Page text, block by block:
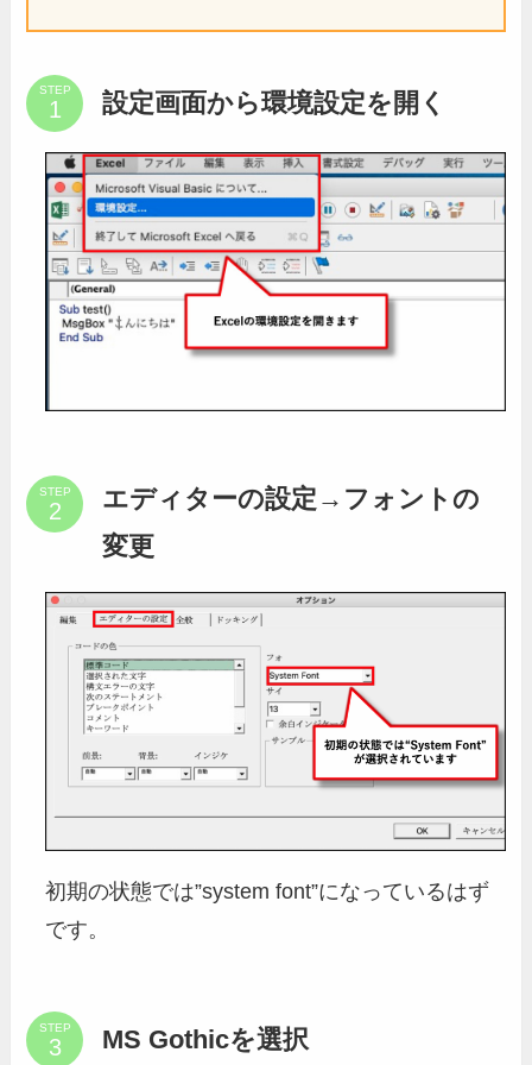
STEP 設定画面から環境設定を開く
STEP
エディターの設定→フォントの
変更
初期の状態では”system font”になっているはず
です。
STEP MS Gothicを選択